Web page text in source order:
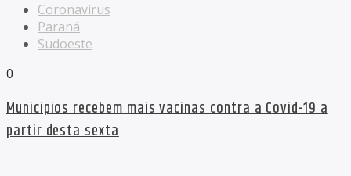
Coronavírus
Paraná
Sudoeste
0
Municípios recebem mais vacinas contra a Covid-19 a
partir desta sexta